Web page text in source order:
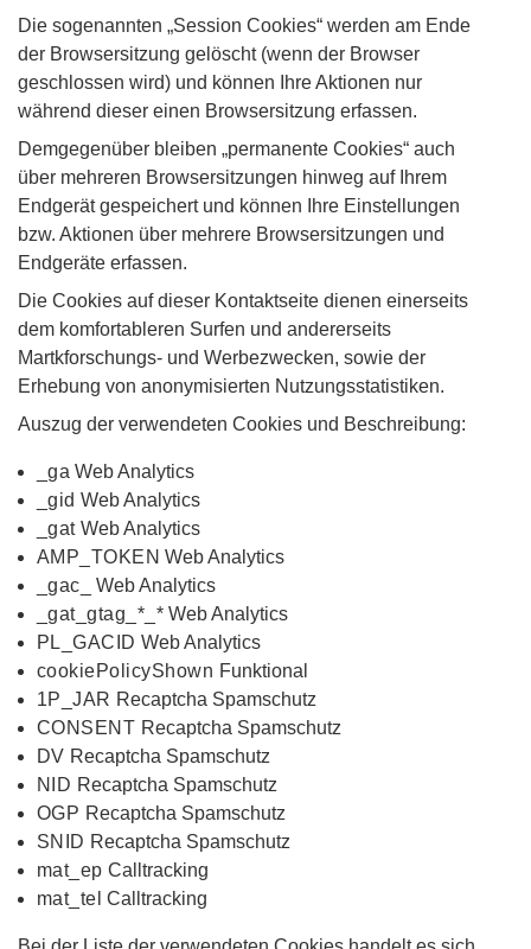
Die sogenannten „Session Cookies“ werden am Ende
der Browsersitzung gelöscht (wenn der Browser
geschlossen wird) und können Ihre Aktionen nur
während dieser einen Browsersitzung erfassen.
Demgegenüber bleiben „permanente Cookies“ auch
über mehreren Browsersitzungen hinweg auf Ihrem
Endgerät gespeichert und können Ihre Einstellungen
bzw. Aktionen über mehrere Browsersitzungen und
Endgeräte erfassen.
Die Cookies auf dieser Kontaktseite dienen einerseits
dem komfortableren Surfen und andererseits
Martkforschungs- und Werbezwecken, sowie der
Erhebung von anonymisierten Nutzungsstatistiken.
Auszug der verwendeten Cookies und Beschreibung:
_ga Web Analytics
_gid Web Analytics
_gatWeb Analytics
AMP_TOKEN Web Analytics
_gac_
Web Analytics
_gat_gtag_*_* Web Analytics
PL_GACID Web Analytics
cookiePolicyShown Funktional
1P_JAR Recaptcha Spamschutz
CONSENT Recaptcha Spamschutz
DV Recaptcha Spamschutz
NID Recaptcha Spamschutz
OGP Recaptcha Spamschutz
SNID Recaptcha Spamschutz
mat_ep Calltracking
mat_tel Calltracking